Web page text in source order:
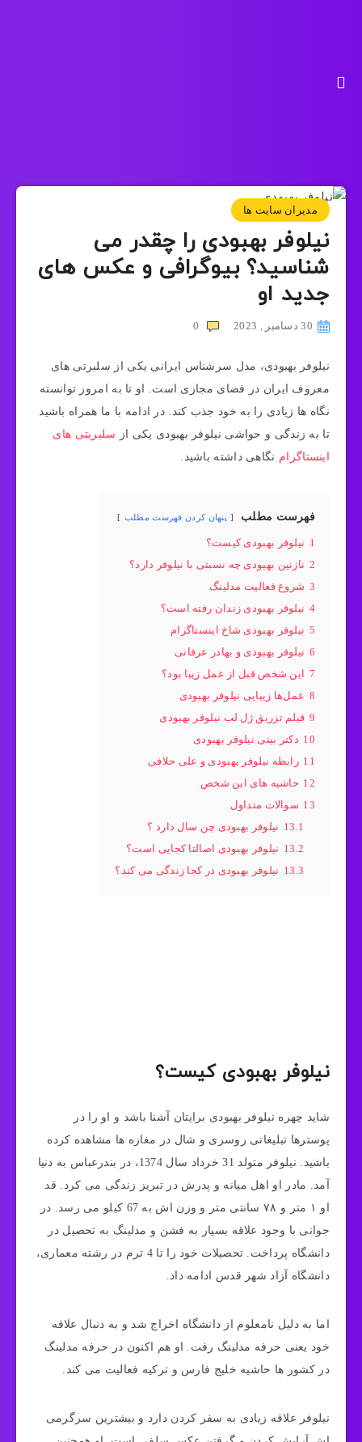
مدیران سایت ها
نیلوفر بهبودی را چقدر می
شناسید؟ بیوگرافی و عکس های
جدید او
30 دسامبر , 2023 0
نیلوفر بهبودی، مدل سرشناس ایرانی یکی از سلبرتی های
معروف ایران در فضای مجازی است. او تا به امروز توانسته
نگاه ها زیادی را به خود جذب کند. در ادامه با ما همراه باشید
تا به زندگی و حواشی نیلوفر بهبودی یکی از
سلبریتی های
اینستاگرام نگاهی داشته باشید.
فهرست مطلب پنهان کردن فهرست مطلب
1 نیلوفر بهبودی کیست؟
2 نازنین بهبودی چه نسبتی با نیلوفر دارد؟
3 شروع فعالیت مدلینگ
4 نیلوفر بهبودی زندان رفته است؟
5 نیلوفر بهبودی شاخ اینستاگرام
6 نیلوفر بهبودی و بهادر عرفانی
7
این شخص قبل از عمل زیبا بود؟
8 عمل‌ها زیبایی نیلوفر بهبودی
9 فیلم تزریق ژل لب نیلوفر بهبودی
10 دکتر بینی نیلوفر بهبودی
11 رابطه نیلوفر بهبودی و علی حلافی
12 حاشیه های این شخص
13 سوالات متداول
13.1 نیلوفر بهبودی چن سال دارد ؟
13.2 نیلوفر بهبودی اصالتا کجایی است؟
13.3 نیلوفر بهبودی در کجا زندگی می کند؟
نیلوفر بهبودی کیست؟
شاید چهره نیلوفر بهبودی برایتان آشنا باشد و او را در
پوسترها تبلیغاتی روسری و شال در مغازه ‌ها مشاهده کرده
باشید. نیلوفر متولد 31 خرداد سال 1374، در بندرعباس به دنیا
آمد. مادر او اهل میانه و پدرش در تبریز زندگی می ‌کرد. قد
او ۱ متر و ۷۸ سانتی ‌متر و وزن ‌اش به 67 کیلو می ‌رسد. در
جوانی با وجود علاقه بسیار به فشن و مدلینگ به تحصیل در
دانشگاه پرداخت. تحصیلات خود را تا 4 ترم در رشته معماری،
دانشگاه آزاد شهر قدس ادامه داد.
اما به دلیل نامعلوم از دانشگاه اخراج شد و به دنبال علاقه
خود یعنی حرفه مدلینگ رفت. او هم اکنون در حرفه مدلینگ
در کشور ها حاشیه خلیج فارس و ترکیه فعالیت می ‌کند.
نیلوفر علاقه زیادی به سفر کردن دارد و بیشترین سرگرمی‌